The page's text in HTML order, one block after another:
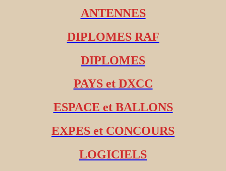
ANTENNES
DIPLOMES RAF
DIPLOMES
PAYS et DXCC
ESPACE et BALLONS
EXPES et CONCOURS
LOGICIELS